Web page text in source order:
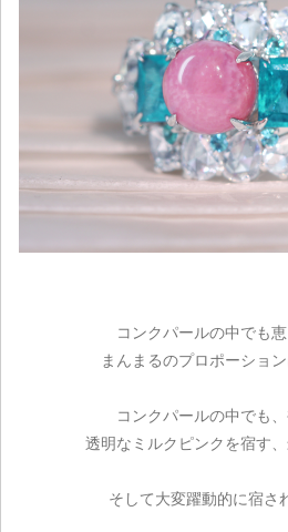
コンクパールの中でも
まんまるのプロポーション
コンクパールの中でも
透明なミルクピンクを宿す、
そして大変躍動的に宿さ